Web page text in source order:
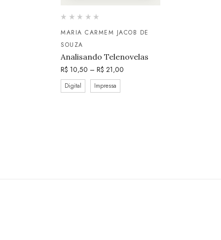
MARIA CARMEM JACOB DE
SOUZA
Analisando Telenovelas
R$ 10,50 – R$ 21,00
Digital Impressa